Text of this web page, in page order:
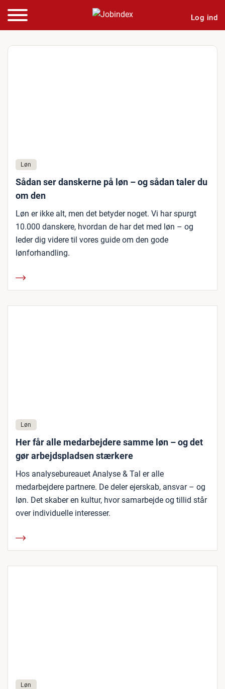
Log ind
Løn
Sådan ser danskerne på løn – og sådan taler du
om den
Løn er ikke alt, men det betyder noget. Vi har spurgt
10.000 danskere, hvordan de har det med løn – og
leder dig videre til vores guide om den gode
lønforhandling.
Løn
Her får alle medarbejdere samme løn – og det
gør arbejdspladsen stærkere
Hos analysebureauet Analyse & Tal er alle
medarbejdere partnere. De deler ejerskab, ansvar – og
løn. Det skaber en kultur, hvor samarbejde og tillid står
over individuelle interesser.
Løn